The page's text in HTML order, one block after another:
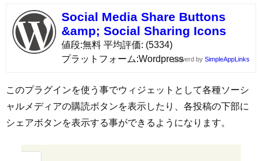
Social Media Share Buttons
&amp; Social Sharing Icons
値段 無料 平均評価 (5334)
プラットフォーム Wordpresspowerd by SimpleAppLinks
このプラグインを使う事でウィジェットとして各種ソーシ
ャルメディアの購読ボタンを表示したり、各投稿の下部に
シェアボタンを表示する事ができるようになります。